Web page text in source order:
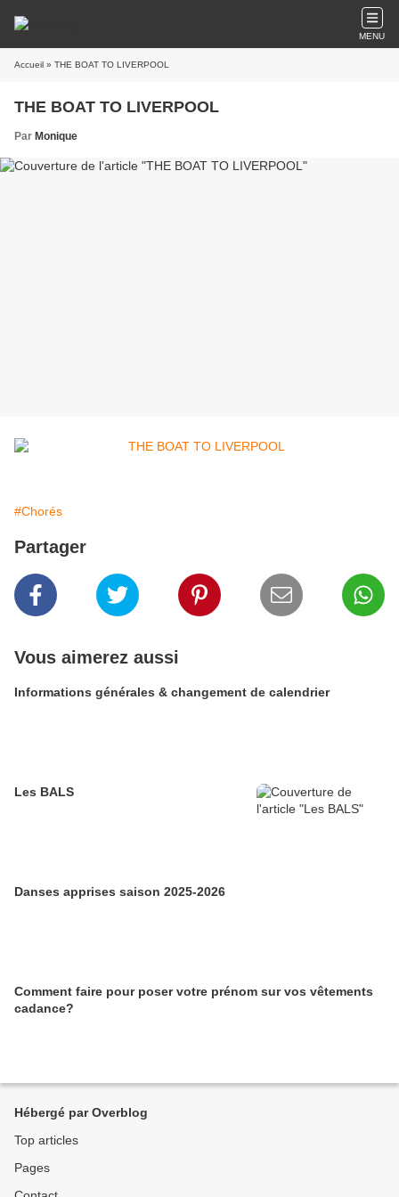
MENU
Accueil » THE BOAT TO LIVERPOOL
THE BOAT TO LIVERPOOL
Par Monique
#Chorés
Partager
Vous aimerez aussi
Informations générales & changement de calendrier
Les BALS
Danses apprises saison 2025-2026
Comment faire pour poser votre prénom sur vos vêtements
cadance?
Hébergé par Overblog
Top articles
Pages